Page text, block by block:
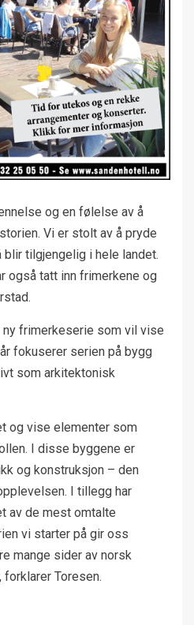
og en følelse av å
Vi er stolt av å pryde
tilgjengelig i hele landet.
også tatt inn frimerkene og
ny frimerkeserie som vil vise
fokuserer serien på bygg
som arkitektonisk
og vise elementer som
I disse byggene er
og konstruksjon – den
I tillegg har
av de mest omtalte
vi starter på gir oss
mange sider av norsk
Toresen.